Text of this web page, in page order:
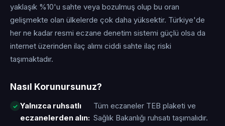
yaklaşık %10'u sahte veya bozulmuş olup bu oran
gelişmekte olan ülkelerde çok daha yüksektir. Türkiye'de
her ne kadar resmi eczane denetim sistemi güçlü olsa da
internet üzerinden ilaç alımı ciddi sahte ilaç riski
taşımaktadır.
Nasıl Korunursunuz?
Yalnızca ruhsatlı
eczanelerden alın:
Tüm eczaneler TEB plaketi ve
Sağlık Bakanlığı ruhsatı taşımalıdır.